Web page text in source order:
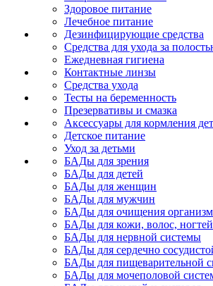
Здоровое питание
Лечебное питание
Дезинфицирующие средства
Средства для ухода за
Ежедневная гигиена
Контактные линзы
Средства ухода
Тесты на беременность
Презервативы и смазка
Аксессуары для кормления
Детское питание
Уход за детьми
БАДы для зрения
БАДы для детей
БАДы для женщин
БАДы для мужчин
БАДы для очищения
БАДы для кожи, волос, ногтей
БАДы для нервной системы
БАДы для сердечно
БАДы для пищеварительной
БАДы для мочеполовой